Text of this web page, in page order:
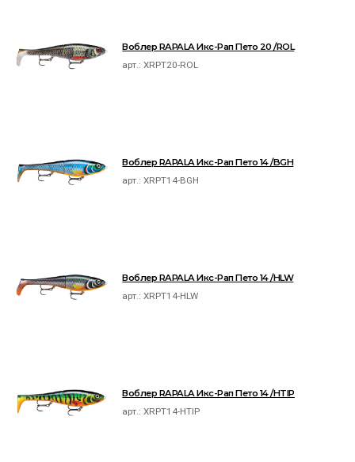
Воблер RAPALA Икс-Рап Пето 20 /ROL
арт.:XRPT20-ROL
Воблер RAPALA Икс-Рап Пето 14 /BGH
арт.:XRPT14-BGH
Воблер RAPALA Икс-Рап Пето 14 /HLW
арт.:XRPT14-HLW
Воблер RAPALA Икс-Рап Пето 14 /HTIP
арт.:XRPT14-HTIP